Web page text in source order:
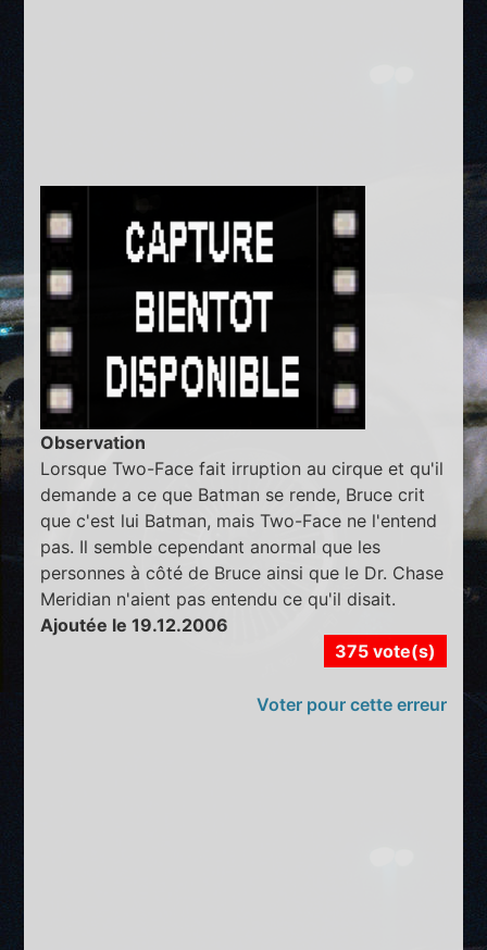
Observation
Lorsque Two-Face fait irruption au cirque et qu'il
demande a ce que Batman se rende, Bruce crit
que c'est lui Batman, mais Two-Face ne l'entend
pas. Il semble cependant anormal que les
personnes à côté de Bruce ainsi que le Dr. Chase
Meridian n'aient pas entendu ce qu'il disait.
Ajoutée le 19.12.2006
375 vote(s)
Voter pour cette erreur